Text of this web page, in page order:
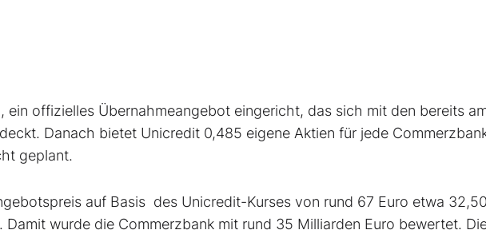
ein offizielles Übernahmeangebot eingericht, das sich mit den bereits
Danach bietet Unicredit 0,485 eigene Aktien für jede
geplant.
auf Basis des Unicredit-Kurses von rund 67 Euro etwa 32,50
wurde die Commerzbank mit rund 35 Milliarden Euro bewertet.